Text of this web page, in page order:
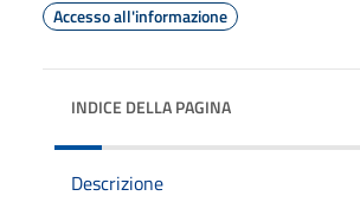
Accesso all'informazione
INDICE DELLA PAGINA
Descrizione